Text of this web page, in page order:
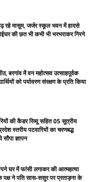
रहे मासूम, जर्जर स्कूल भवन में हादसे
की छत भी कभी भी भरभराकर गिरने
बरगांव में वन महोत्सव उत्साहपूर्वक
को पर्यावरण संरक्षण के प्रति किया
की कैडर रिव्यू सहित 05 सूत्रीय
स्तरीय पटवारियों का चरणबद्ध
ज्ञापन
घर में फांसी लगाकर की आत्महत्या
ने पति सास-ससुर पर प्रताड़ना के